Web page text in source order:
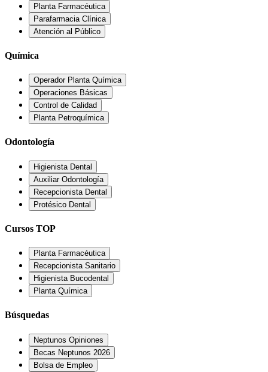
Planta Farmacéutica
Parafarmacia Clínica
Atención al Público
Química
Operador Planta Química
Operaciones Básicas
Control de Calidad
Planta Petroquímica
Odontología
Higienista Dental
Auxiliar Odontología
Recepcionista Dental
Protésico Dental
Cursos TOP
Planta Farmacéutica
Recepcionista Sanitario
Higienista Bucodental
Planta Química
Búsquedas
Neptunos Opiniones
Becas Neptunos 2026
Bolsa de Empleo